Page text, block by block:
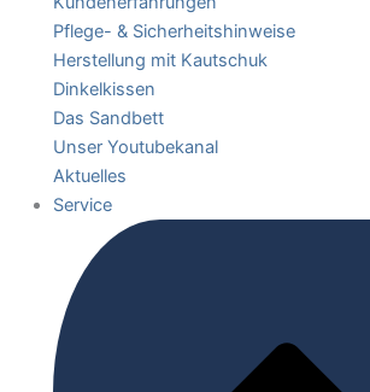
Pflege- & Sicherheitshinweise
Herstellung mit Kautschuk
Dinkelkissen
Das Sandbett
Unser Youtubekanal
Aktuelles
Service